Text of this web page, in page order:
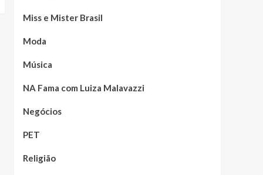
Miss e Mister Brasil
Moda
Música
NA Fama com Luiza Malavazzi
Negócios
PET
Religião